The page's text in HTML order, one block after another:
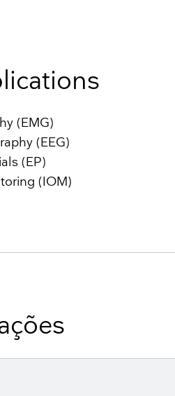
(EMG)
(EEG)
(EP)
(IOM)